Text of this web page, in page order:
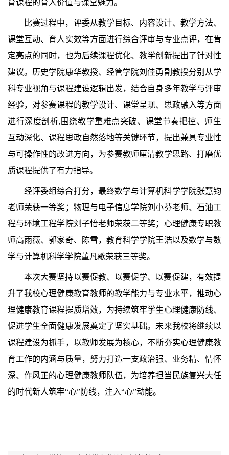
育课程的育人价值与课堂魅力。
比赛过程中，评委从教学目标、内容设计、教学方法、
课堂互动、育人实效等方面进行综合评审与专业点评，在肯
定亮点的同时，也为后续课程优化、教学创新提出了针对性
建议。历史学院康华教授、经管学院刘佳勇副教授分别从学
科专业视角与课程建设逻辑出发，结合自身多年教学与评审
经验，对参赛课程的教学设计、课堂呈现、思政融入等方面
进行深度剖析,围绕教学重难点突破、课堂节奏把控、师生
互动深化、课程思政自然落地等关键环节，提出兼具专业性
与可操作性的改进方向，为参赛教师厘清教学思路、打磨优
质课程提供了有力指导。
经评委组综合打分，最终数学与计算机科学学院张慧钧
老师荣获一等奖；物理与电子信息学院刘小芬老师、石油工
程与环境工程学院刘子怡老师荣获二等奖；心理健康专职教
师高雨薇、郭家奇、陈雪，教育科学学院王浩以及数学与数
学与计算机科学学院董凡歌荣获三等奖。
本次大赛坚持以赛促教、以赛促学、以赛促建，有效提
升了我校心理健康教育教师的教学能力与专业水平，推动心
理健康教育课程提质增效，为持续筑牢学生心理健康防线、
促进学生全面健康发展奠定了坚实基础。未来我校将继续以
课程建设为抓手，以教师发展为核心，不断夯实心理健康教
育工作的内涵与质量，努力打造一支政治强、业务精、情怀
深、作风正的心理健康教师队伍，为培养担当民族复兴大任
的时代新人筑牢“心”防线，注入“心”动能。